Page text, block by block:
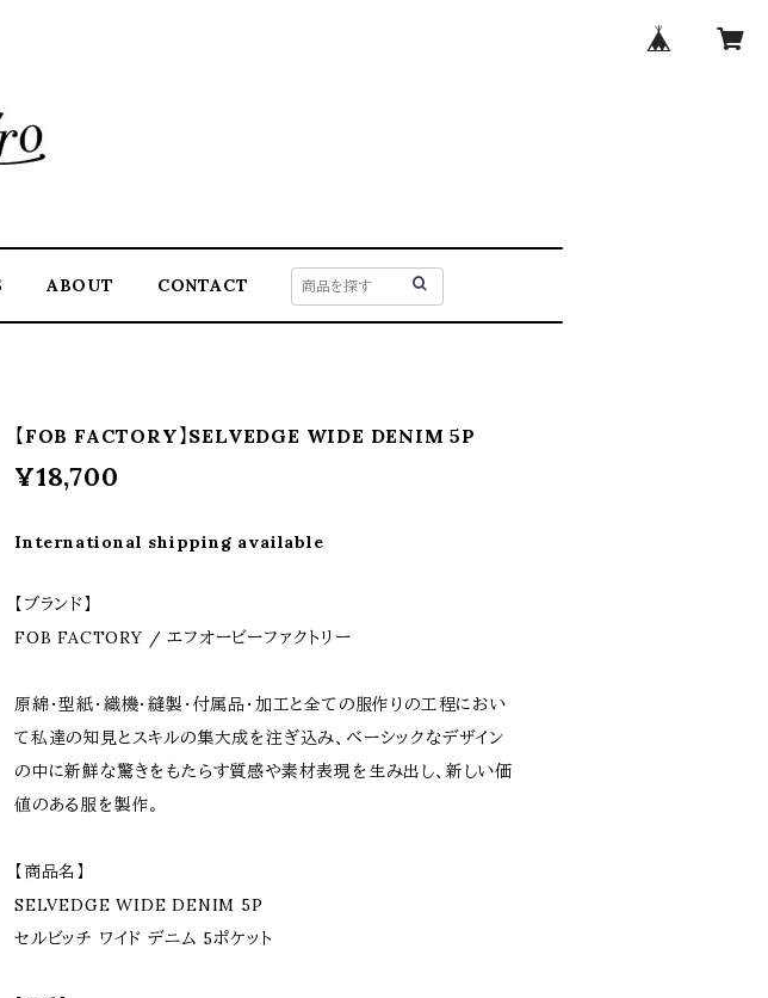
ABOUT CONTACT
【FOB FACTORY】SELVEDGE WIDE DENIM 5P
¥18,700
International shipping available
【ブランド】
FOB FACTORY / エフオービーファクトリー
原綿・型紙・織機・縫製・付属品・加工と全ての服作りの工程におい
て私達の知見とスキルの集大成を注ぎ込み、ベーシックなデザイン
の中に新鮮な驚きをもたらす質感や素材表現を生み出し、新しい価
値のある服を製作。
【商品名】
SELVEDGE WIDE DENIM 5P
セルビッチ ワイド デニム 5ポケット